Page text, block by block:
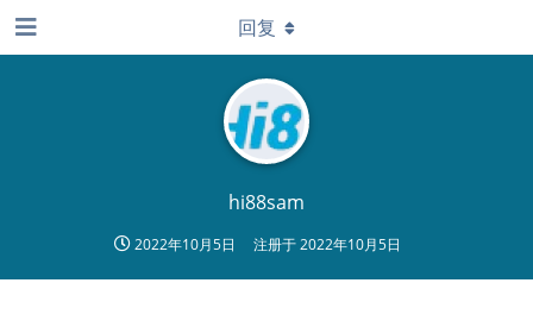
hi88sam
2022年10月5日 注册于2022年10月5日
回复